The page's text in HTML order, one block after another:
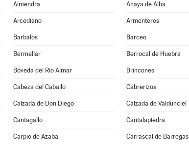
Almendra Anaya de Alba
Arcediano Armenteros
Barbalos Barceo
Bermellar Berrocal de Huebra
Bóveda del Río Almar Brincones
Cabeza del Caballo Cabrerizos
Calzada de Don Diego Calzada de Valdunciel
Cantagallo Cantalapiedra
Carpio de Azaba Carrascal de Barregas